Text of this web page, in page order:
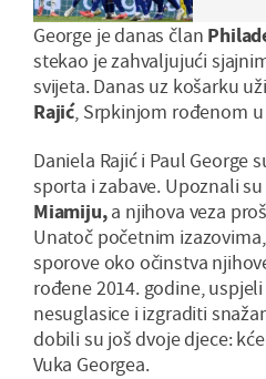
George je danas član
stekao je zahvaljujući
svijeta. Danas uz košarku
Rajić, Srpkinjom rođenom
Daniela Rajić i Paul George
sporta i zabave. Upoznali
Miamiju,a njihova veza
Unatoč početnim
sporove oko očinstva
rođene 2014. godine,
nesuglasice i izgraditi
dobili su još dvoje djece:
Vuka Georgea.